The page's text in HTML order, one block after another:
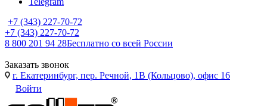
+7 (343) 227-70-72
+7 (343) 227-70-72
8 800 201 94 28Бесплатно со всей России
Заказать звонок
г. Екатеринбург, пер. Речной, 1В (Кольцово), офис 16
Войти